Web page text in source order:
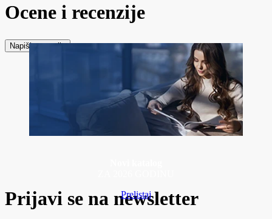
Ocene i recenzije
Napiši recenziju
Prelistaj
Prijavi se na newsletter